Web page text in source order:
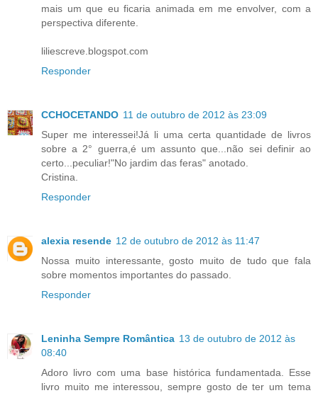
mais um que eu ficaria animada em me envolver, com a
perspectiva diferente.
liliescreve.blogspot.com
Responder
CCHOCETANDO 11 de outubro de 2012 às 23:09
Super me interessei!Já li uma certa quantidade de livros
sobre a 2° guerra,é um assunto que...não sei definir ao
certo...peculiar!"No jardim das feras" anotado.
Cristina.
Responder
alexia resende 12 de outubro de 2012 às 11:47
Nossa muito interessante, gosto muito de tudo que fala
sobre momentos importantes do passado.
Responder
Leninha Sempre Romântica 13 de outubro de 2012 às
08:40
Adoro livro com uma base histórica fundamentada. Esse
livro muito me interessou, sempre gosto de ter um tema